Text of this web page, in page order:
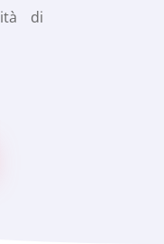
di